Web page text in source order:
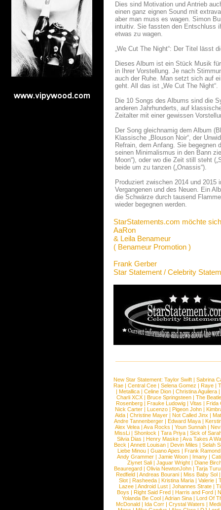
Dies sind Motivation und Antrieb
einen ganz eignen Sound mit
aber man muss es wagen. Simon
intuitiv. Sie fassten den Entschluss
etwas zu wagen.
„We Cut The Night“: Der Titel lässt
Dieses Album ist ein Stück Musik
in Ihrer Vorstellung. Je nach
auch der Ruhe. Man setzt sich auf
geht. All das ist „We Cut The Night“.
Die 10 Songs des Albums sind die
anderen Jahrhunderts, auf
Zeitalter mit einer gewissen
Der Song gleichnamig dem Album
Klassische „Blouson Noir“, der
Refrain, dem Anfang. Sie
seinen Minimalismus in den Bann
Moon“), oder wo die Zeit still steht
beide um zu tanzen („Onassis“).
Produziert zwischen 2014 und 2015
Vergangenen und des Neuen. Ein
die Schwärze durch tausend
wieder begegnen werden.
StarStatements.com möchte
AaRon
& Leila Benameur
( Benameur Promotion )
Frank Gerber
Star Statement / Celebrity
New Star Statement: Taylor Swift | Sabrina
Rae |Central Cee |Selena Gomez |Raye |
| Metallica | Celine Dion | Christina Aguilera |
Charli XCX |Bruce Springsteen |The
Rosenberg | Frauke Ludowig | Vitas | Frida
Nick Carter | Lucenzo | Pigeon John |
Aida |Christine Mayer |Not Called Jinx |
Andre Tannenberger | Edward Maya |
Alex Velea | Ava Rocks | Youn Sunnah |
MissLi | Shonlock | Tara Priya | Sick of
Silvia Dias |Henry Maske |Ava Takes A
Beck |Annett Louisan |Devin Miles |Selah
Liebe Minou |Guano Apes |Frank Ramond
Andy Grammer |Jamie Woon | Imany |
Ziynet Sali |Jaguar Wright |Diane
Beauregard |Olivia NewtonJohn |Tarja
Redfield | Andreas Bourani | Miss Baby Sol
Slot | Rasheeda | Kristina Maria | Valerie |
Lazee | Android Lust | Johannes Strate |
Boys | Right Said Fred | Harris and Ford |
Yolanda Be Cool |Adrian Sina |Lord Of
McDonald | Ida Corr |Crystal Waters |